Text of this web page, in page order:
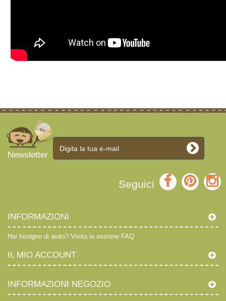
Newsletter
Seguici
INFORMAZIONI
Hai bisogno di aiuto? Visita la sezione FAQ
IL MIO ACCOUNT
INFORMAZIONI NEGOZIO